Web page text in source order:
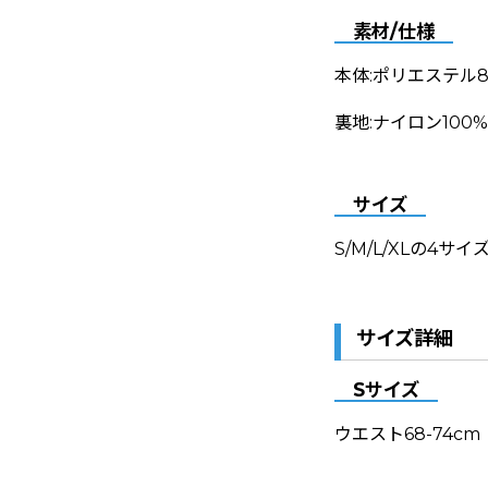
素材/仕様
本体:ポリエステル
裏地:ナイロン100%
サイズ
S/M/L/XLの4サイ
サイズ詳細
Sサイズ
ウエスト68-74cm